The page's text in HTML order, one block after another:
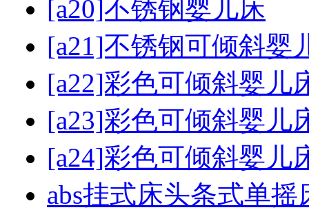
[a20]不锈钢婴儿床
[a21]不锈钢可倾斜婴
[a22]彩色可倾斜婴儿
[a23]彩色可倾斜婴儿
[a24]彩色可倾斜婴儿
abs挂式床头条式单摇